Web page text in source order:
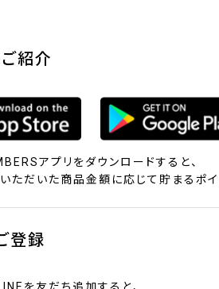
紹介
アプリをダウンロードすると、
ただいた商品金額に応じて貯まるポイ
登録